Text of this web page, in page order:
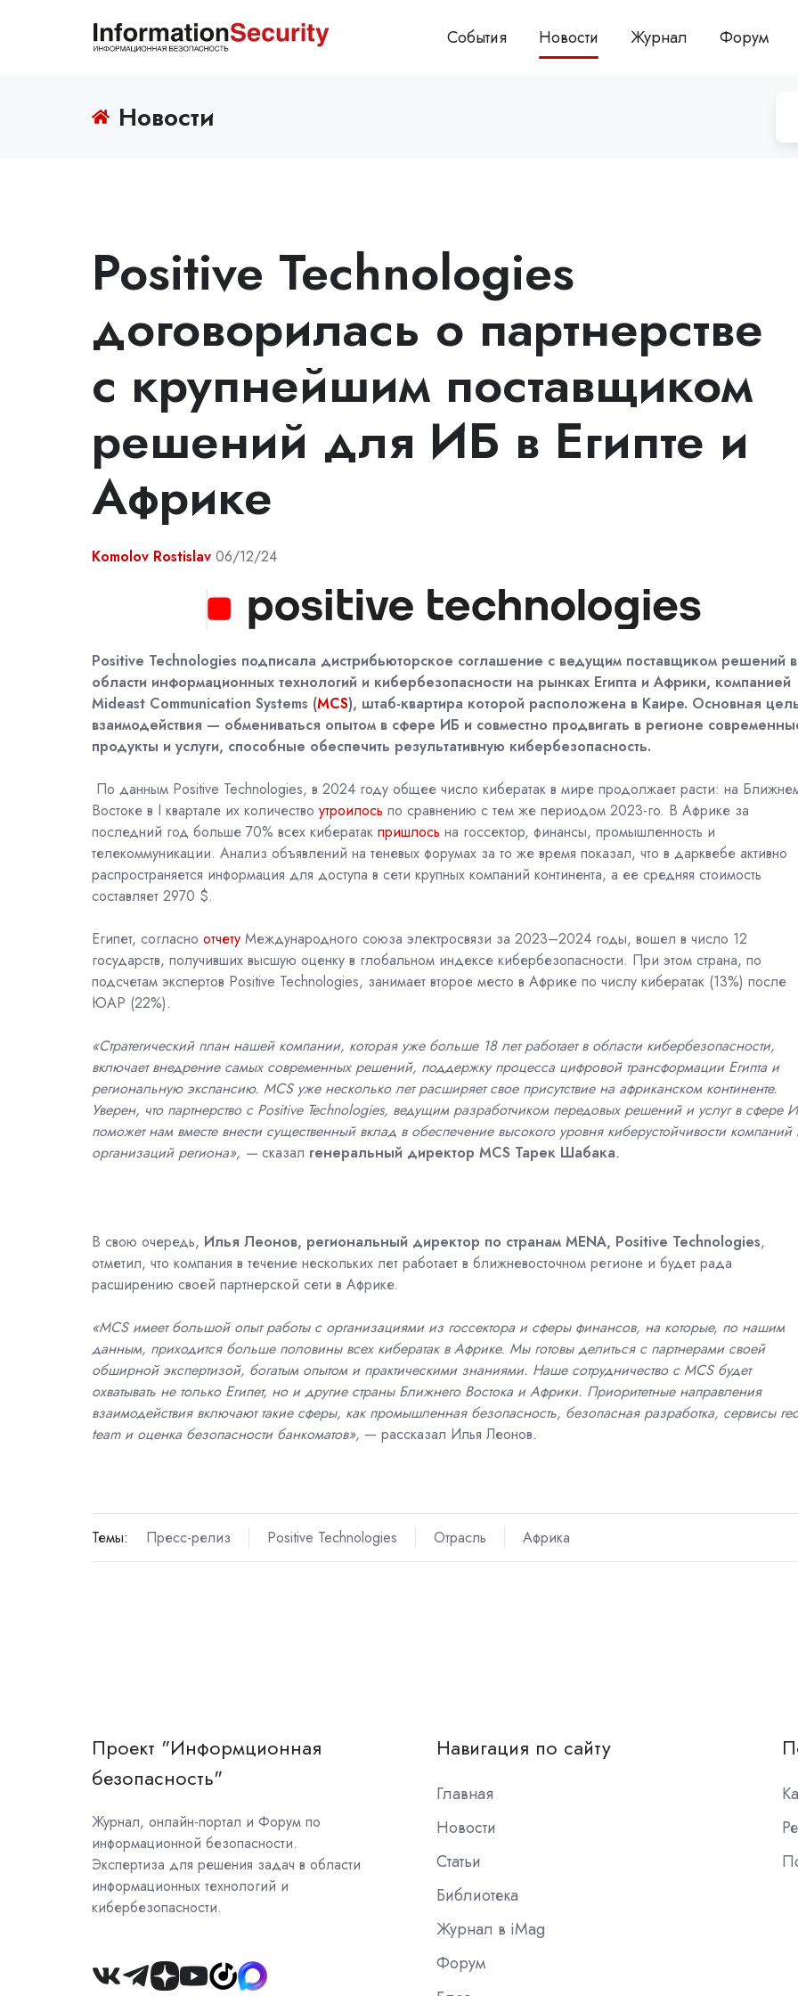
События Новости Журнал Форум
Новости
Positive Technologies
договорилась о партнерстве
с крупнейшим поставщиком
решений для ИБ в Египте и
Африке
Komolov Rostislav 06/12/24
Positive Technologies подписала дистрибьюторское соглашение с ведущим поставщиком решений в
области информационных технологий и кибербезопасности на рынках Египта и Африки, компанией
Mideast Communication Systems (MCS), штаб-квартира которой расположена в Каире. Основная
взаимодействия — обмениваться опытом в сфере ИБ и совместно продвигать в регионе
продукты и услуги, способные обеспечить результативную кибербезопасность.
По данным Positive Technologies, в 2024 году общее число кибератак в мире продолжает расти: на
Востоке в I квартале их количество утроилось по сравнению с тем же периодом 2023-го. В Африке за
последний год больше 70% всех кибератак пришлось на госсектор, финансы, промышленность и
телекоммуникации. Анализ объявлений на теневых форумах за то же время показал, что в дарквебе активно
распространяется информация для доступа в сети крупных компаний континента, а ее средняя стоимость
составляет 2970 $.
Египет, согласно отчету Международного союза электросвязи за 2023–2024 годы, вошел в число 12
государств, получивших высшую оценку в глобальном индексе кибербезопасности. При этом страна, по
подсчетам экспертов Positive Technologies, занимает второе место в Африке по числу кибератак (13%) после
ЮАР (22%).
«Стратегический план нашей компании, которая уже больше 18 лет работает в области кибербезопасности,
включаетвнедрение самых современных решений, поддержку процесса цифровой трансформации Египта и
региональную экспансию. MCS уже несколько лет расширяет свое присутствие на африканском континенте.
Уверен, что партнерство с Positive Technologies, ведущим разработчиком передовых решений и услуг в сфере
поможет нам вместе внести существенный вклад в обеспечение высокого уровня киберустойчивости компаний
организаций региона», — сказал генеральный директор MCS Тарек Шабака.
В свою очередь, Илья Леонов, региональный директор по странам MENA, Positive Technologies,
отметил, что компания в течение нескольких лет работает в ближневосточном регионе и будет рада
расширению своей партнерской сети в Африке.
«MCS имеет большой опыт работы с организациями из госсектора и сферы финансов, на которые, по нашим
данным, приходится больше половины всех кибератак в Африке. Мы готовы делиться с партнерами своей
обширной экспертизой, богатым опытом и практическими знаниями. Наше сотрудничество с MCS будет
охватывать не только Египет, но и другие страны Ближнего Востока и Африки. Приоритетные направления
взаимодействия включают такие сферы, как промышленная безопасность, безопасная разработка, сервисы
team и оценка безопасности банкоматов», — рассказал Илья Леонов.
Темы: Пресс-релиз Positive Technologies Отрасль Африка
Проект "Информционная
безопасность"
Журнал, онлайн-портал и Форум по
информационной безопасности.
Экспертиза для решения задач в области
информационных технологий и
кибербезопасности.
Join
Навигация по сайту
Главная
Новости
Статьи
Библиотека
Журнал в iMag
Форум